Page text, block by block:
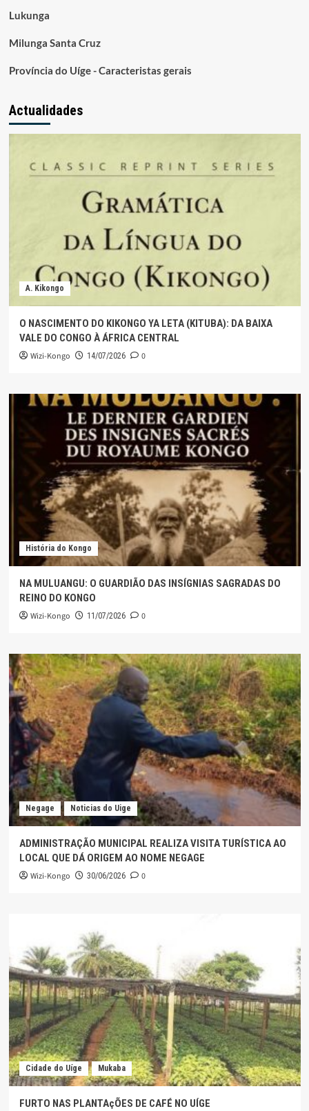
Lukunga
Milunga Santa Cruz
Província do Uíge - Caracteristas gerais
Actualidades
A. Kikongo
O NASCIMENTO DO KIKONGO YA LETA (KITUBA): DA BAIXA
VALE DO CONGO À ÁFRICA CENTRAL
Wizi-Kongo 14/07/2026 0
História do Kongo
NA MULUANGU: O GUARDIÃO DAS INSÍGNIAS SAGRADAS DO
REINO DO KONGO
Wizi-Kongo 11/07/2026 0
Negage Noticias do Uige
ADMINISTRAÇÃO MUNICIPAL REALIZA VISITA TURÍSTICA AO
LOCAL QUE DÁ ORIGEM AO NOME NEGAGE
Wizi-Kongo 30/06/2026 0
Cidade do Uíge Mukaba
FURTO NAS PLANTAçÕES DE CAFÉ NO UÍGE